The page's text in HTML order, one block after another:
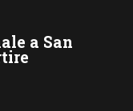
a San